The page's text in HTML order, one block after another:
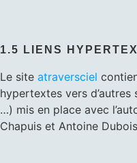
1.5 LIENS
Le site atraversciel
hypertextes vers
…) mis en place avec
Chapuis et Antoine